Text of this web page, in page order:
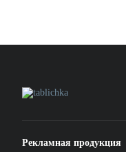
Рекламная продукция